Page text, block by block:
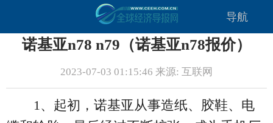
导航
诺基亚n78 n79（诺基亚n78报价）
2023-07-03 01:15:46 来源: 互联网
1、起初，诺基亚从事造纸、胶鞋、电